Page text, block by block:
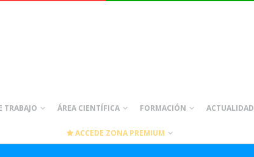
TRABAJO ÁREA CIENTÍFICA FORMACIÓN ACTUALIDAD
ACCEDE ZONA PREMIUM